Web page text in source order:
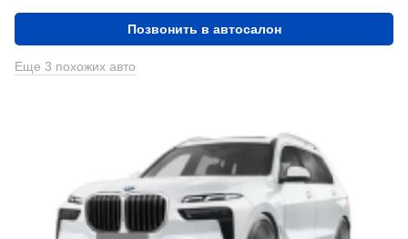
Позвонить в автосалон
Еще 3 похожих авто